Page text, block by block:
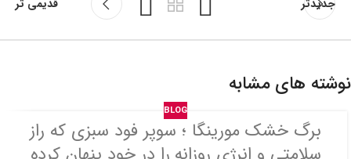
جدیدتر قدیمی تر
نوشته های مشابه
BLOG
برگ خشک مورینگا ؛ سوپر فود سبزی که راز